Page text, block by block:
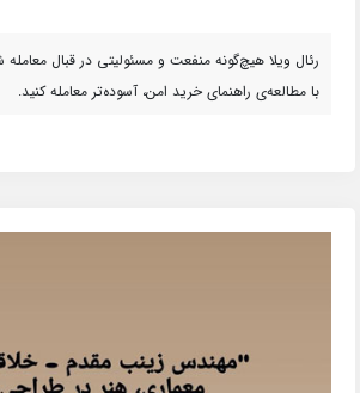
رئال ویلا هیچ‌گونه منفعت و مسئولیتی در قبال معامله
با مطالعه‌ی راهنمای خرید امن، آسوده‌تر معامله کنید.